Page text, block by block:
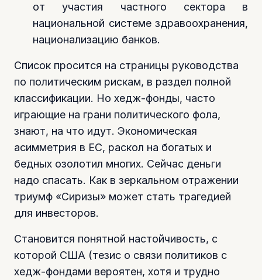
от участия частного сектора в
национальной системе здравоохранения,
национализацию банков.
Список просится на страницы руководства
по политическим рискам, в раздел полной
классификации. Но хедж-фонды, часто
играющие на грани политического фола,
знают, на что идут. Экономическая
асимметрия в ЕС, раскол на богатых и
бедных озолотил многих. Сейчас деньги
надо спасать. Как в зеркальном отражении
триумф «Сиризы» может стать трагедией
для инвесторов.
Становится понятной настойчивость, с
которой США (тезис о связи политиков с
хедж-фондами вероятен, хотя и трудно